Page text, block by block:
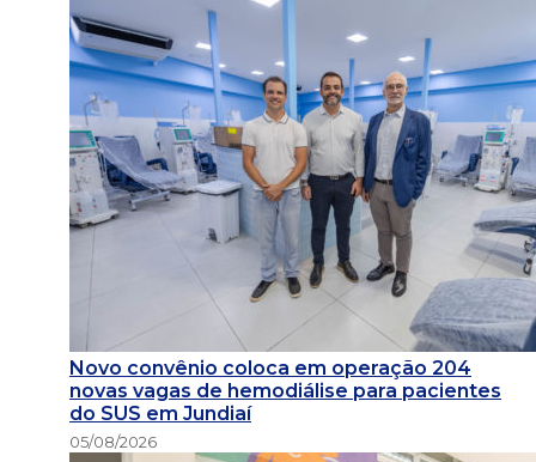
Novo convênio coloca em operação 204
novas vagas de hemodiálise para pacientes
do SUS em Jundiaí
05/08/2026